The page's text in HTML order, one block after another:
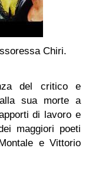
Chiri.
del critico e
sua morte a
di lavoro e
maggiori poeti
e Vittorio